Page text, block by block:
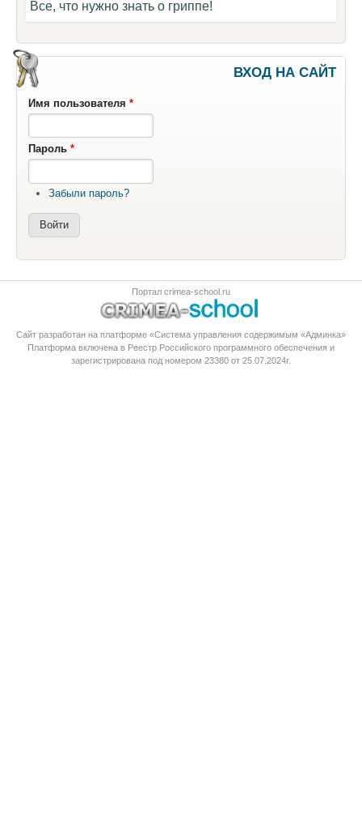
Все, что нужно знать о гриппе!
ВХОД НА САЙТ
Имя пользователя *
Пароль *
Забыли пароль?
Портал crimea-school.ru
Сайт разработан на платформе «Система управления содержимым «Админка»
Платформа включена в Реестр Российского программного обеспечения и
зарегистрирована под номером 23380 от 25.07.2024г.